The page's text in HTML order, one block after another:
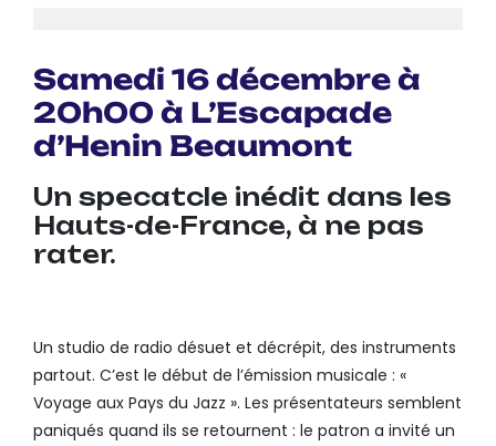
Samedi 16 décembre à
20h00 à L’Escapade
d’Henin Beaumont
Un specatcle inédit dans les
Hauts-de-France, à ne pas
rater.
Un studio de radio désuet et décrépit, des instruments
partout. C’est le début de l’émission musicale : «
Voyage aux Pays du Jazz ». Les présentateurs semblent
paniqués quand ils se retournent : le patron a invité un